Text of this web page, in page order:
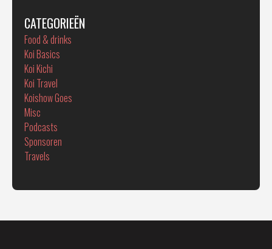
CATEGORIEËN
Food & drinks
Koi Basics
Koi Kichi
Koi Travel
Koishow Goes
Misc
Podcasts
Sponsoren
Travels